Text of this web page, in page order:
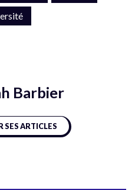
Barbier
SES ARTICLES